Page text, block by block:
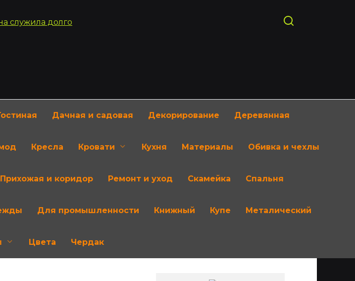
Дачная и садовая Декорирование Деревянная
Кресла Кровати Кухня Материалы Обивка и чехлы
Прихожая и коридор Ремонт и уход Скамейка Спальня
Для промышленности Книжный Купе Металический
Цвета Чердак